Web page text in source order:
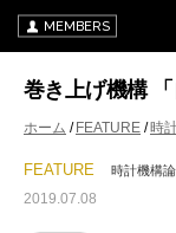
MEMBERS
巻き上げ機構 「
ホーム FEATURE 時
FEATURE 時計機構論
2019.07.08